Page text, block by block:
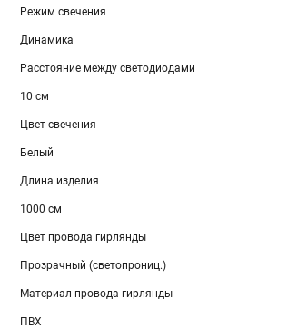
Режим свечения
Динамика
Расстояние между светодиодами
10 см
Цвет свечения
Белый
Длина изделия
1000 см
Цвет провода гирлянды
Прозрачный (светопрониц.)
Материал провода гирлянды
ПВХ